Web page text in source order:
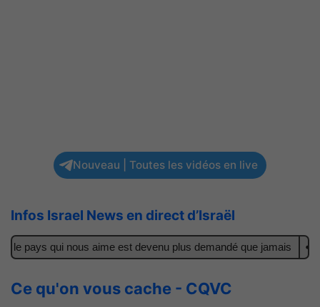
Nouveau | Toutes les vidéos en live
Infos Israel News en direct d’Israël
pays qui nous aime est devenu plus demandé que jamais Il
Ce qu'on vous cache - CQVC